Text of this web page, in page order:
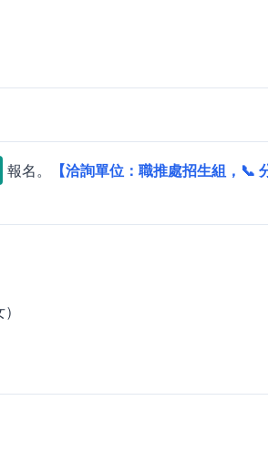
報名。
【洽詢單位：職推處招生組，📞